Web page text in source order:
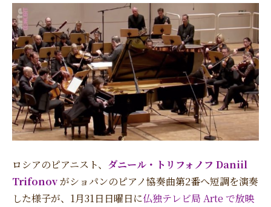
ロシアのピアニスト、 ダニール・トリフォノフ Daniil
Trifonov がショパンのピアノ協奏曲第2番へ短調を演奏
した様子が、1月31日日曜日に仏独テレビ局 Arte で放映